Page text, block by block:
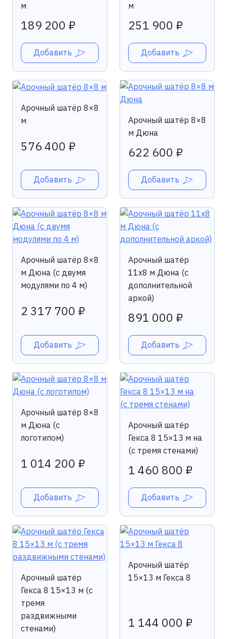
м
189 200 ₽
Добавить
м
251 900 ₽
Добавить
Арочный шатёр 8×8
м
576 400 ₽
Добавить
Арочный шатёр 8×8
м Дюна
622 600 ₽
Добавить
Арочный шатёр 8×8
м Дюна (c двумя
модулями по 4 м)
2 317 700 ₽
Добавить
Арочный шатёр
11х8 м Дюна (с
дополнительной
аркой)
891 000 ₽
Добавить
Арочный шатёр 8×8
м Дюна (с
логотипом)
1 014 200 ₽
Добавить
Арочный шатёр
Гекса 8 15×13 м на
(с тремя стенами)
1 460 800 ₽
Добавить
Арочный шатёр
Гекса 8 15×13 м (с
тремя
раздвижными
стенами)
Арочный шатёр
15×13 м Гекса 8
1 144 000 ₽